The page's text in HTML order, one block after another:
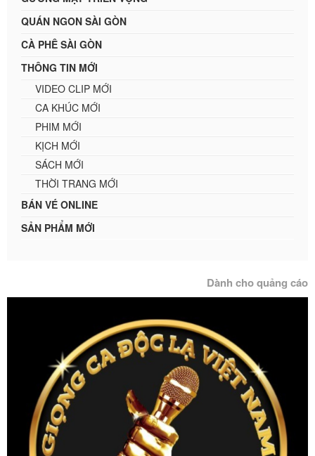
QUÁN NGON SÀI GÒN
CÀ PHÊ SÀI GÒN
THÔNG TIN MỚI
VIDEO CLIP MỚI
CA KHÚC MỚI
PHIM MỚI
KỊCH MỚI
SÁCH MỚI
THỜI TRANG MỚI
BÁN VÉ ONLINE
SẢN PHẨM MỚI
Dành cho quảng cáo